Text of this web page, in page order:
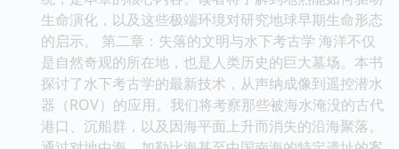
生命演化，以及这些极端环境对研究地球早期生命形态
的启示。 第二章：失落的文明与水下考古学 海洋不仅
是自然奇观的所在地，也是人类历史的巨大墓场。本书
探讨了水下考古学的最新技术，从声纳成像到遥控潜水
器（ROV）的应用。我们将考察那些被海水淹没的古代
港口、沉船群，以及因海平面上升而消失的沿海聚落。